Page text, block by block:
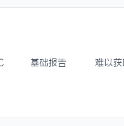
基础报告 难以